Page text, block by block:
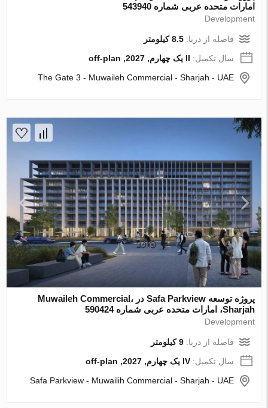
امارات متحده عربی شماره 543940
Development
فاصله از دریا:8.5 کیلومتر
سال تکمیل: II یک چهارم, 2027, off-plan
The Gate 3 - Muwaileh Commercial - Sharjah - UAE
پروژه توسعه Safa Parkview در Muwaileh Commercial،
Sharjah، امارات متحده عربی شماره 590424
Development
فاصله از دریا:9 کیلومتر
سال تکمیل:IV یک چهارم, 2027, off-plan
Safa Parkview - Muwailih Commercial - Sharjah - UAE